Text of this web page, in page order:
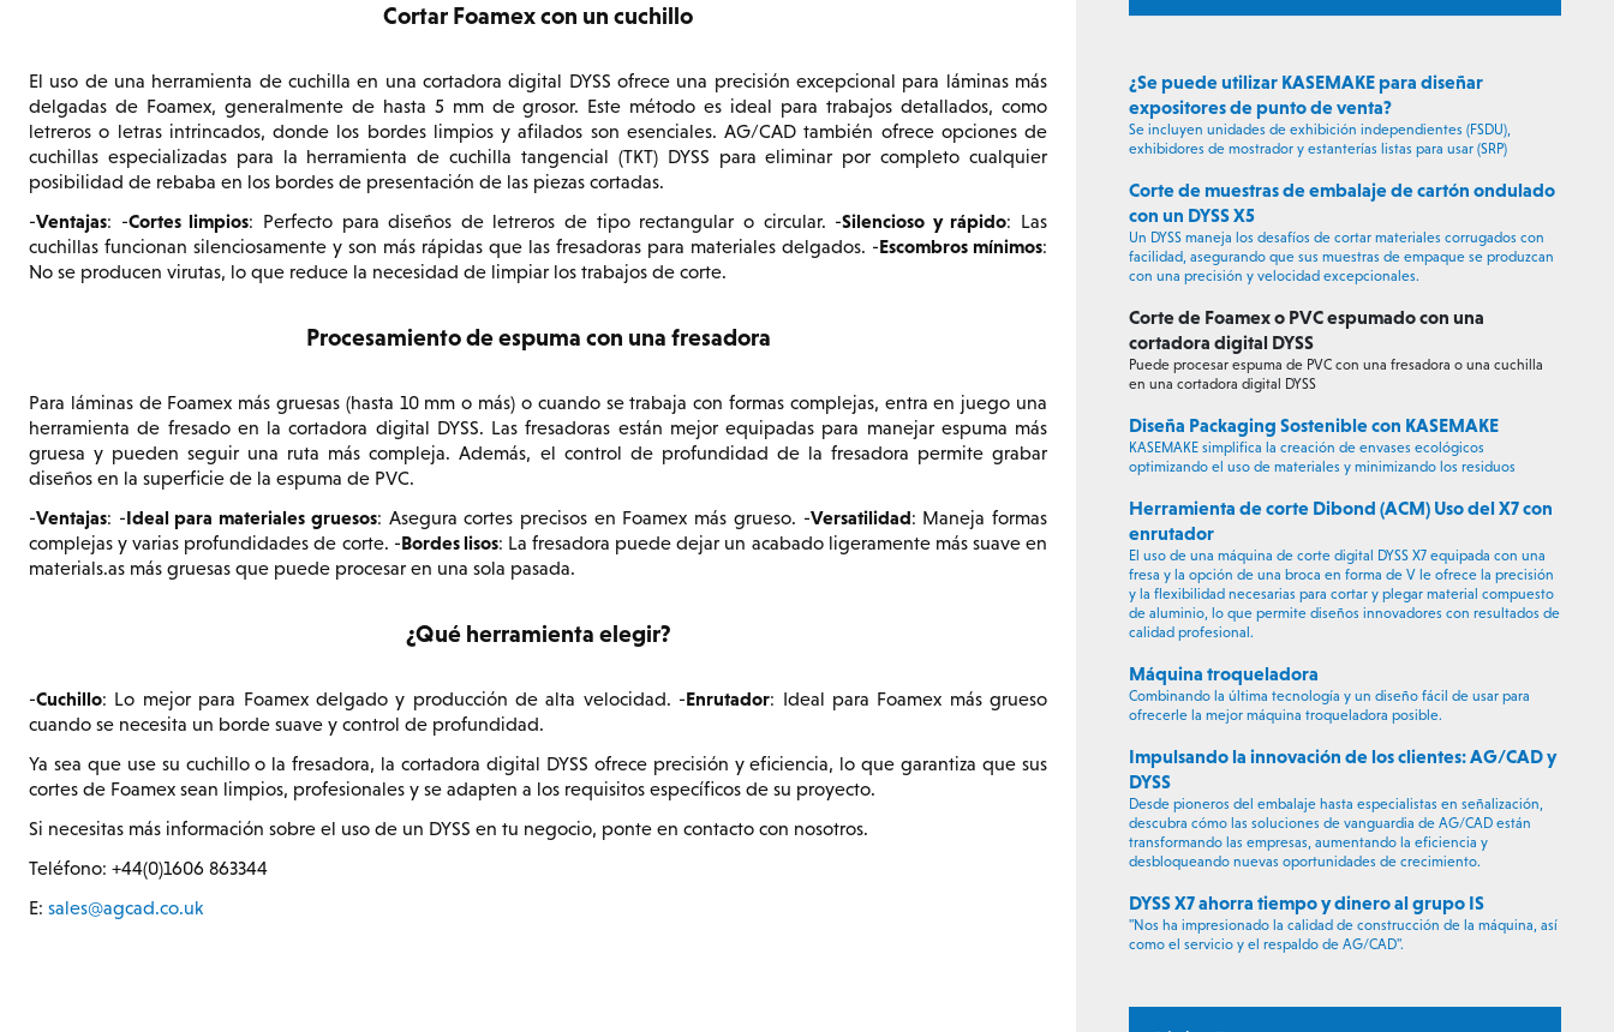
Cortar Foamex con un cuchillo
El uso de una herramienta de cuchilla en una cortadora digital DYSS ofrece una precisión excepcional para láminas más
delgadas de Foamex, generalmente de hasta 5 mm de grosor. Este método es ideal para trabajos detallados, como
letreros o letras intrincados, donde los bordes limpios y afilados son esenciales. AG/CAD también ofrece opciones de
cuchillas especializadas para la herramienta de cuchilla tangencial (TKT) DYSS para eliminar por completo cualquier
posibilidad de rebaba en los bordes de presentación de las piezas cortadas.
-Ventajas: -Cortes limpios: Perfecto para diseños de letreros de tipo rectangular o circular. -Silencioso y rápido: Las
cuchillas funcionan silenciosamente y son más rápidas que las fresadoras para materiales delgados. -Escombros mínimos:
No se producen virutas, lo que reduce la necesidad de limpiar los trabajos de corte.
Procesamiento de espuma con una fresadora
Para láminas de Foamex más gruesas (hasta 10 mm o más) o cuando se trabaja con formas complejas, entra en juego una
herramienta de fresado en la cortadora digital DYSS. Las fresadoras están mejor equipadas para manejar espuma más
gruesa y pueden seguir una ruta más compleja. Además, el control de profundidad de la fresadora permite grabar
diseños en la superficie de la espuma de PVC.
-Ventajas: -Ideal para materiales gruesos: Asegura cortes precisos en Foamex más grueso. -Versatilidad: Maneja formas
complejas y varias profundidades de corte. -Bordes lisos: La fresadora puede dejar un acabado ligeramente más suave en
materials.as más gruesas que puede procesar en una sola pasada.
¿Qué herramienta elegir?
-Cuchillo: Lo mejor para Foamex delgado y producción de alta velocidad. -Enrutador: Ideal para Foamex más grueso
cuando se necesita un borde suave y control de profundidad.
Ya sea que use su cuchillo o la fresadora, la cortadora digital DYSS ofrece precisión y eficiencia, lo que garantiza que sus
cortes de Foamex sean limpios, profesionales y se adapten a los requisitos específicos de su proyecto.
Si necesitas más información sobre el uso de un DYSS en tu negocio, ponte en contacto con nosotros.
Teléfono: +44(0)1606 863344
E: sales@agcad.co.uk
¿Se puede utilizar KASEMAKE para diseñar
expositores de punto de venta?
Se incluyen unidades de exhibición independientes (FSDU),
exhibidores de mostrador y estanterías listas para usar (SRP)
Corte de muestras de embalaje de cartón ondulado
con un DYSS X5
Un DYSS maneja los desafíos de cortar materiales corrugados con
facilidad, asegurando que sus muestras de empaque se produzcan
con una precisión y velocidad excepcionales.
Corte de Foamex o PVC espumado con una
cortadora digital DYSS
Puede procesar espuma de PVC con una fresadora o una cuchilla
en una cortadora digital DYSS
Diseña Packaging Sostenible con KASEMAKE
KASEMAKE simplifica la creación de envases ecológicos
optimizando el uso de materiales y minimizando los residuos
Herramienta de corte Dibond (ACM) Uso del X7 con
enrutador
El uso de una máquina de corte digital DYSS X7 equipada con una
fresa y la opción de una broca en forma de V le ofrece la precisión
y la flexibilidad necesarias para cortar y plegar material compuesto
de aluminio, lo que permite diseños innovadores con resultados de
calidad profesional.
Máquina troqueladora
Combinando la última tecnología y un diseño fácil de usar para
ofrecerle la mejor máquina troqueladora posible.
Impulsando la innovación de los clientes: AG/CAD y
DYSS
Desde pioneros del embalaje hasta especialistas en señalización,
descubra cómo las soluciones de vanguardia de AG/CAD están
transformando las empresas, aumentando la eficiencia y
desbloqueando nuevas oportunidades de crecimiento.
DYSS X7 ahorra tiempo y dinero al grupo IS
"Nos ha impresionado la calidad de construcción de la máquina, así
como el servicio y el respaldo de AG/CAD".